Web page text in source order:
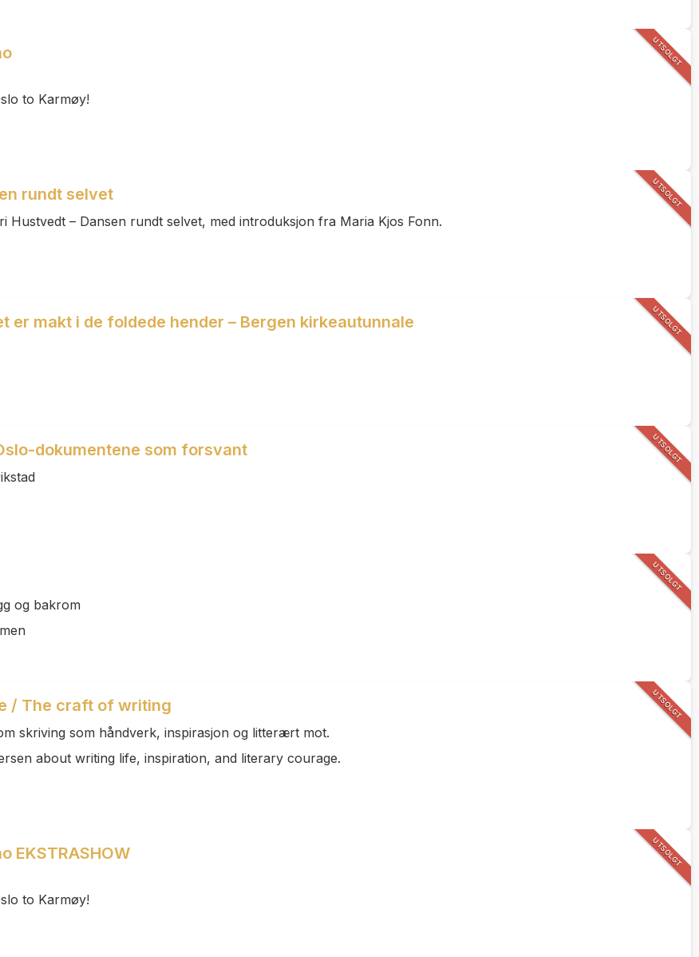
to Karmøy!
UTSOLGT
rundt selvet
Hustvedt – Dansen rundt selvet, med introduksjon fra Maria Kjos Fonn.
UTSOLGT
er makt i de foldede hender – Bergen kirkeautunnale UTSOLGT
dokumentene som forsvant UTSOLGT
og bakrom
UTSOLGT
/ The craft of writing
skriving som håndverk, inspirasjon og litterært mot.
about writing life, inspiration, and literary courage.
UTSOLGT
EKSTRASHOW
to Karmøy!
UTSOLGT